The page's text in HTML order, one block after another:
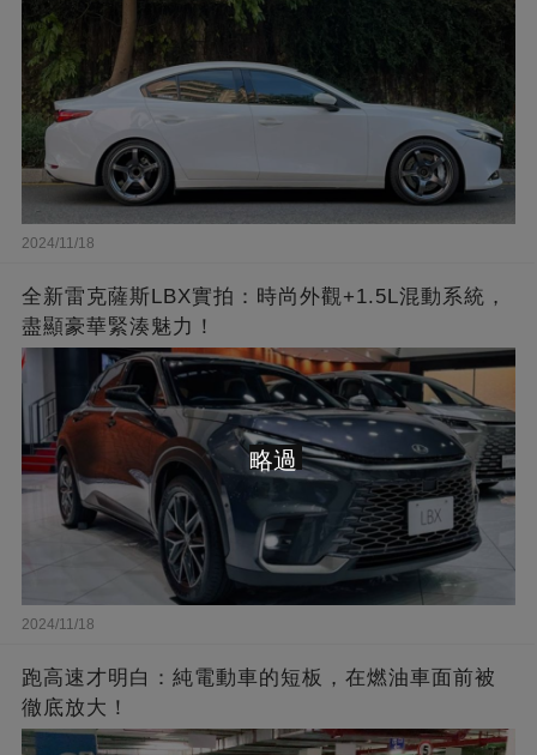
2024/11/18
全新雷克薩斯LBX實拍：時尚外觀+1.5L混動系統，
盡顯豪華緊湊魅力！
2024/11/18
跑高速才明白：純電動車的短板，在燃油車面前被
徹底放大！
略過